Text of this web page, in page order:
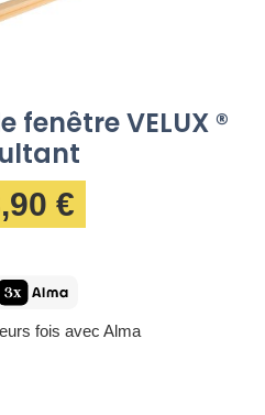
VELUX ®
€
fois avec Alma